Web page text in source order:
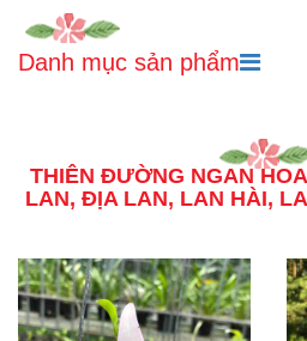
Danh mục sản phẩm
THIÊN ĐƯỜNG NGÀN
LAN, ĐỊA LAN, LAN HÀI,